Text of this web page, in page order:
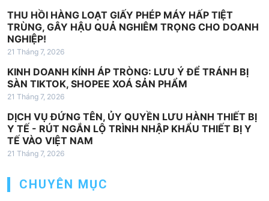
t
THU HỒI HÀNG LOẠT GIẤY PHÉP MÁY HẤP TIỆT
TRÙNG, GÂY HẬU QUẢ NGHIÊM TRỌNG CHO DOANH
NGHIỆP!
21 Tháng 7, 2026
KINH DOANH KÍNH ÁP TRÒNG: LƯU Ý ĐỂ TRÁNH BỊ
SÀN TIKTOK, SHOPEE XOÁ SẢN PHẨM
21 Tháng 7, 2026
DỊCH VỤ ĐỨNG TÊN, ỦY QUYỀN LƯU HÀNH THIẾT BỊ
Y TẾ - RÚT NGẮN LỘ TRÌNH NHẬP KHẨU THIẾT BỊ Y
TẾ VÀO VIỆT NAM
21 Tháng 7, 2026
CHUYÊN MỤC